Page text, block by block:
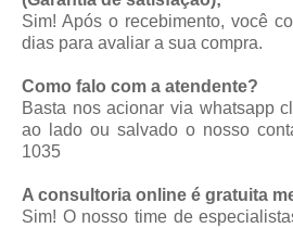
Sim! Após o recebimento, você
dias para avaliar a sua compra.
Como falo com a atendente?
Basta nos acionar via whatsapp
ao lado ou salvado o nosso
1035
A consultoria online é gratuita
Sim! O nosso time de